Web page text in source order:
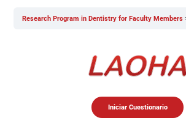
Research Program in Dentistry for Faculty Members